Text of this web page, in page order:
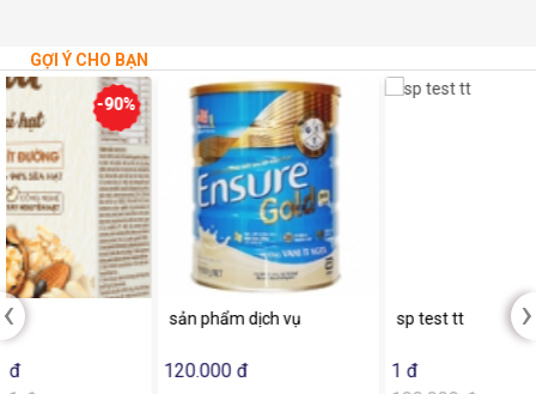
GỢI Ý CHO BẠN
-100%
sp test tt sp
‹ ›